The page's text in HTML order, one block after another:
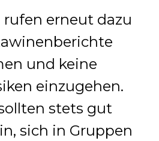
rufen erneut dazu
und keine
einzugehen.
stets gut
sich in Gruppen